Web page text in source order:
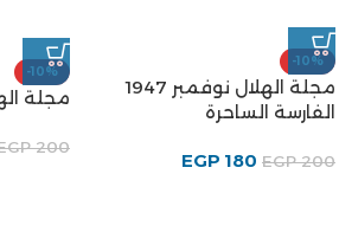
-10%
مجلة الهلال نوفمبر 1947
الفارسة الساحرة
EGP200
EGP 180
-10%
مجلة
200